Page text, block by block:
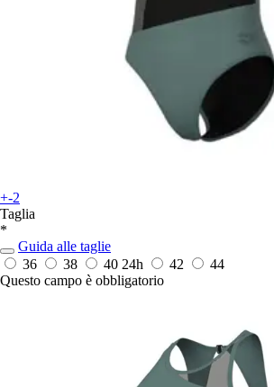
+-2
Taglia
*
Guida alle taglie
36
38 40 24h 42
44
Questo campo è obbligatorio